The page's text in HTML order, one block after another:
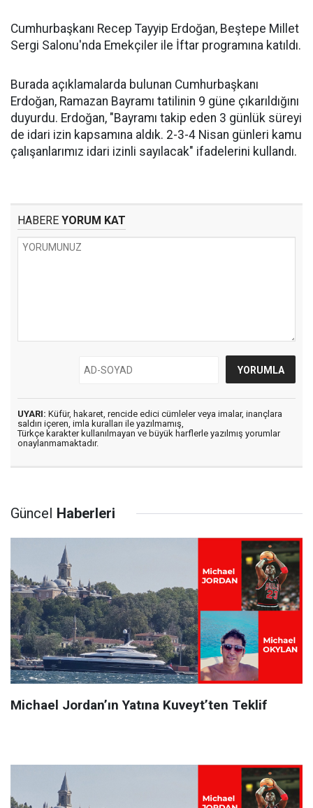
Cumhurbaşkanı Recep Tayyip Erdoğan, Beştepe Millet
Sergi Salonu'nda Emekçiler ile İftar programına katıldı.
Burada açıklamalarda bulunan Cumhurbaşkanı
Erdoğan, Ramazan Bayramı tatilinin 9 güne çıkarıldığını
duyurdu. Erdoğan, "Bayramı takip eden 3 günlük süreyi
de idari izin kapsamına aldık. 2-3-4 Nisan günleri kamu
çalışanlarımız idari izinli sayılacak" ifadelerini kullandı.
HABERE YORUM KAT
UYARI: Küfür, hakaret, rencide edici cümleler veya imalar, inançlara
saldırı içeren, imla kuralları ile yazılmamış,
Türkçe karakter kullanılmayan ve büyük harflerle yazılmış yorumlar
onaylanmamaktadır.
Güncel Haberleri
Michael Jordan’ın Yatına Kuveyt’ten Teklif